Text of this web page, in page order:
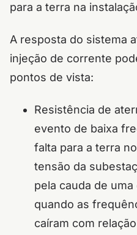
para a terra na
A resposta do sistema
injeção de corrente
pontos de vista:
Resistência de
evento de baixa
falta para a terra
tensão da
pela cauda de
quando as
caíram com